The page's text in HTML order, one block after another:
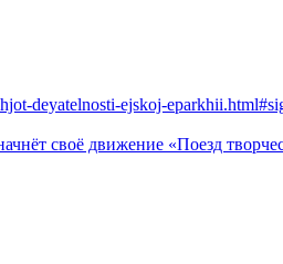
deyatelnosti-ejskoj-
своё движение «Поезд